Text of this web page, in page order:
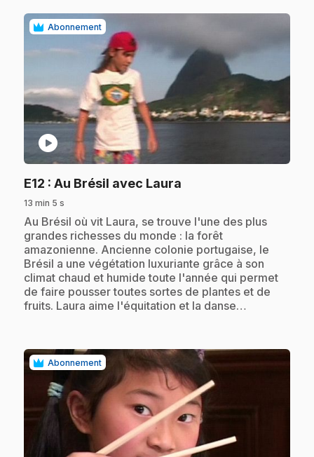
Abonnement
play_circle
E12 : Au Brésil avec Laura
13 min 5 s
.Au Brésil où vit Laura, se trouve l'une des plus
grandes richesses du monde : la forêt
amazonienne. Ancienne colonie portugaise, le
Brésil a une végétation luxuriante grâce à son
climat chaud et humide toute l'année qui permet
de faire pousser toutes sortes de plantes et de
fruits. Laura aime l'équitation et la danse…
Abonnement